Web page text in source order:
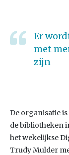
Er
met
zijn
De organisatie
de bibliotheken
het wekelijkse
Trudy Mulder